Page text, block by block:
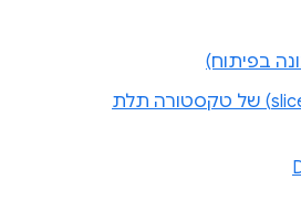
בפיתוח)
רינדור לפרוסה (slice) של טקסטורה תלת